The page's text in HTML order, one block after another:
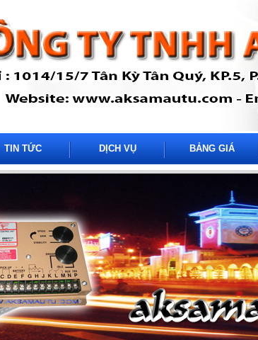
TIN TỨC DỊCH VỤ BẢNG GIÁ